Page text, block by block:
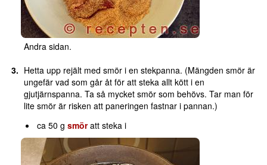
Andra sidan.
Hetta upp rejält med smör i en stekpanna. (Mängden smör är
ungefär vad som går åt för att steka allt kött i en
gjutjärnspanna. Ta så mycket smör som behövs. Tar man för
lite smör är risken att paneringen fastnar i pannan.)
ca 50 gsmöratt steka i